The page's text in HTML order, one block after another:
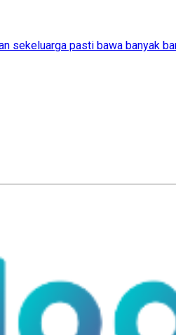
sekeluarga pasti bawa banyak